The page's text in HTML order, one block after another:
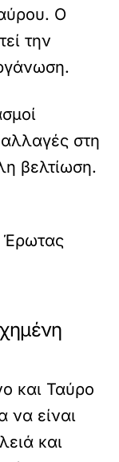
Ο
την
στη
βελτίωση.
και Ταύρο
να είναι
και